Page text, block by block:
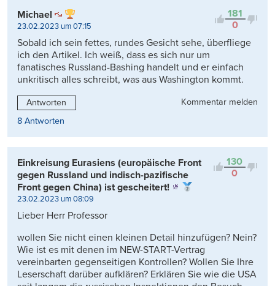
181
0
Michael
23.02.2023 um 07:15
Sobald ich sein fettes, rundes Gesicht sehe, überfliege
ich den Artikel. Ich weiß, dass es sich nur um
fanatisches Russland-Bashing handelt und er einfach
unkritisch alles schreibt, was aus Washington kommt.
Antworten
Kommentar melden
8 Antworten
130
0
Einkreisung Eurasiens (europäische Front
gegen Russland und indisch-pazifische
Front gegen China) ist gescheitert!
23.02.2023 um 08:09
Lieber Herr Professor
wollen Sie nicht einen kleinen Detail hinzufügen? Nein?
Wie ist es mit denen im NEW-START-Vertrag
vereinbarten gegenseitigen Kontrollen? Wollen Sie Ihre
Leserschaft darüber aufklären? Erklären Sie wie die USA